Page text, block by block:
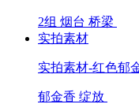
2组 烟台 桥梁
实拍素材
实拍素材-红色郁
郁金香 绽放